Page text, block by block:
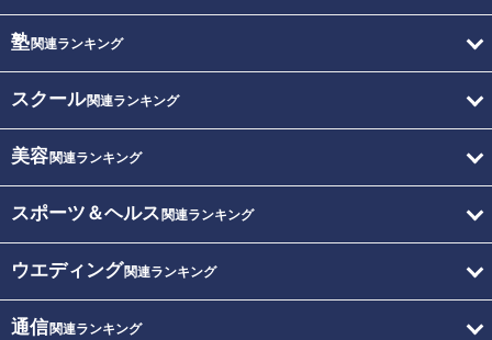
塾関連ランキング
スクール関連ランキング
美容関連ランキング
スポーツ＆ヘルス 関連ランキング
ウエディング関連ランキング
通信関連ランキング